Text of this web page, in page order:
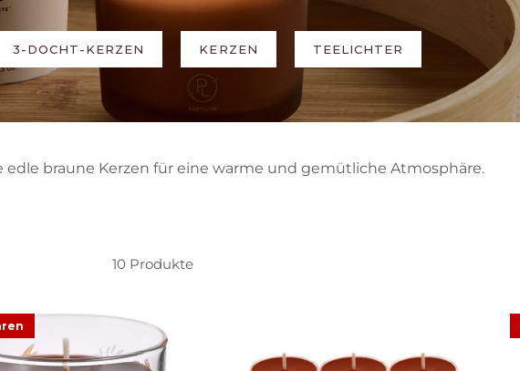
3-DOCHT-KERZEN KERZEN TEELICHTER
edle braune Kerzen für eine warme und gemütliche Atmosphäre.
10 Produkte